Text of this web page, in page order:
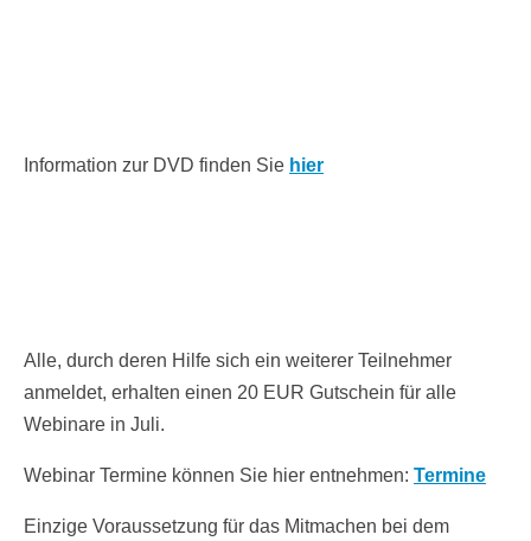
Information zur DVD finden Sie hier
Alle, durch deren Hilfe sich ein weiterer Teilnehmer
anmeldet, erhalten einen 20 EUR Gutschein für alle
Webinare in Juli.
Webinar Termine können Sie hier entnehmen: Termine
Einzige Voraussetzung für das Mitmachen bei dem